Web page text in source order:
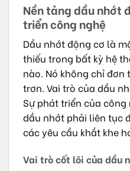
Nền tảng dầu nhớt
triển công nghệ
Dầu nhớt động cơ là
thiếu trong bất kỳ hệ
nào. Nó không chỉ
trơn. Vai trò của dầu
Sự phát triển của
dầu nhớt phải liên tục
các yêu cầu khắt khe
Vai trò cốt lõi của dầu